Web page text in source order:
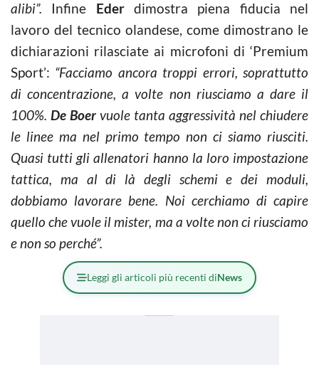
alibi”. Infine Ederdimostra piena fiducia nel
lavoro del tecnico olandese, come dimostrano le
dichiarazioni rilasciate ai microfoni di ‘Premium
Sport’: “Facciamo ancora troppi errori, soprattutto
di concentrazione, a volte non riusciamo a dare il
100%. De Boer vuole tanta aggressività nel chiudere
le linee ma nel primo tempo non ci siamo riusciti.
Quasi tutti gli allenatori hanno la loro impostazione
tattica, ma al di là degli schemi e dei moduli,
dobbiamo lavorare bene. Noi cerchiamo di capire
quello che vuole il mister, ma a volte non ci riusciamo
e non so perché”.
Leggi gli articoli più recenti diNews